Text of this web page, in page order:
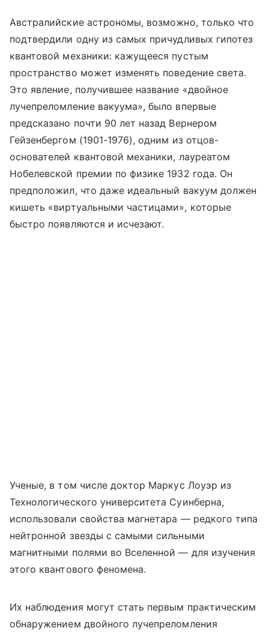
Австралийские астрономы, возможно, только что
подтвердили одну из самых причудливых гипотез
квантовой механики: кажущееся пустым
пространство может изменять поведение света.
Это явление, получившее название «двойное
лучепреломление вакуума», было впервые
предсказано почти 90 лет назад Вернером
Гейзенбергом (1901-1976), одним из отцов-
основателей квантовой механики, лауреатом
Нобелевской премии по физике 1932 года. Он
предположил, что даже идеальный вакуум должен
кишеть «виртуальными частицами», которые
быстро появляются и исчезают.
Ученые, в том числе доктор Маркус Лоуэр из
Технологического университета Суинберна,
использовали свойства магнетара — редкого типа
нейтронной звезды с самыми сильными
магнитными полями во Вселенной — для изучения
этого квантового феномена.
Их наблюдения могут стать первым практическим
обнаружением двойного лучепреломления